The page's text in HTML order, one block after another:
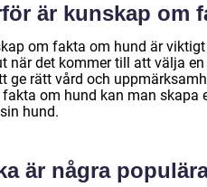
är kunskap om
om fakta om hund är
när det kommer till att välja
ge rätt vård och
om hund kan man skapa
hund.
är några